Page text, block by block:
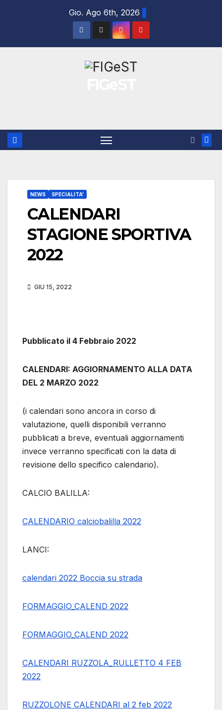
Gio. Ago 6th, 2026
NEWS SPECIALITA'
CALENDARI
STAGIONE SPORTIVA
2022
GIU 15, 2022
Pubblicato il 4 Febbraio 2022
CALENDARI: AGGIORNAMENTO ALLA DATA
DEL 2 MARZO 2022
(i calendari sono ancora in corso di
valutazione, quelli disponibili verranno
pubblicati a breve, eventuali aggiornamenti
invece verranno specificati con la data di
revisione dello specifico calendario).
CALCIO BALILLA:
CALENDARIO calciobalilla 2022
LANCI:
calendari 2022 Boccia su strada
FORMAGGIO_CALEND 2022
FORMAGGIO_CALEND 2022
CALENDARI RUZZOLA_RULLETTO 4 FEB
2022
RUZZOLONE CALENDARI al 2 feb 2022